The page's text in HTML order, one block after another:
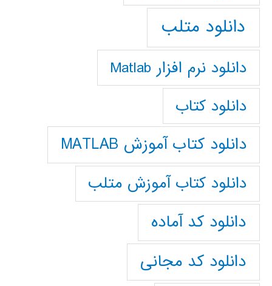
دانلود متلب
دانلود نرم افزار Matlab
دانلود کتاب
دانلود کتاب آموزش MATLAB
دانلود کتاب آموزش متلب
دانلود کد آماده
دانلود کد مجانی